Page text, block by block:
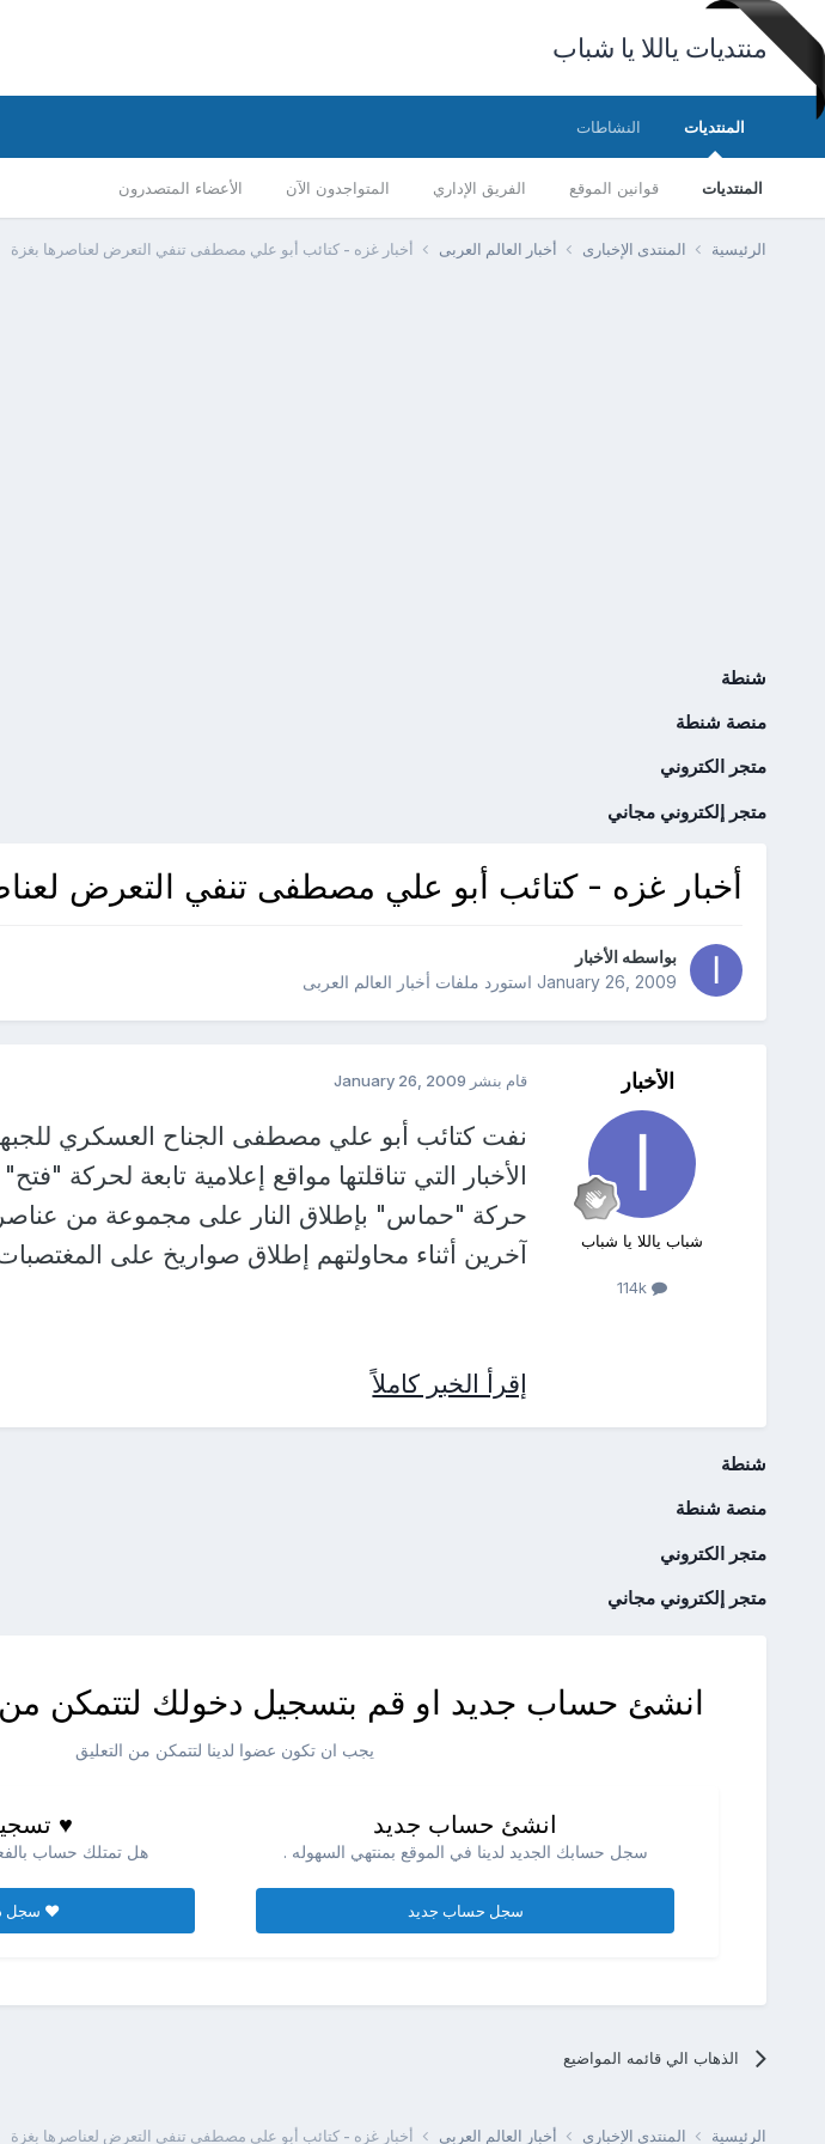
منتديات ياللا يا شباب
المنتديات
المنتديات قوانين الموقع الفريق الإداري المتواجدون الآن الأعضاء المتصدرون
النشاطات
الرئيسية المنتدى الإخبارى أخبار العالم العربى أخبار غزه - كتائب أبو علي مصطفى تنفي التعرض لعناصرها بغزة
شنطة
منصة شنطة
متجر الكتروني
متجر إلكتروني مجاني
أخبار غزه - كتائب أبو علي مصطفى تنفي التعرض
بواسطه الأخبار
January 26, 2009استورد ملفات أخبار العالم العربى
الأخبار
شباب ياللا يا شباب
114k
قام بنشر January 26, 2009
نفت كتائب أبو علي مصطفى الجناح العسكري
الأخبار التي تناقلتها مواقع إعلامية تابعة لحركة
حركة "حماس" بإطلاق النار على مجموعة من
آخرين أثناء محاولتهم إطلاق صواريخ على
إقرأ الخبر كاملاً
شنطة
منصة شنطة
متجر الكتروني
متجر إلكتروني مجاني
انشئ حساب جديد او قم بتسجيل دخولك لتتمكن من
يجب ان تكون عضوا لدينا لتتمكن من التعليق
انشئ حساب جديد
سجل حسابك الجديد لدينا في الموقع بمنتهي السهوله .
سجل حساب جديد
♥
هل تمتلك حساب
♥ سجل
الذهاب الي قائمه المواضيع
الرئيسية المنتدى الإخبارى أخبار العالم العربى أخبار غزه - كتائب أبو علي مصطفى تنفي التعرض لعناصرها بغزة